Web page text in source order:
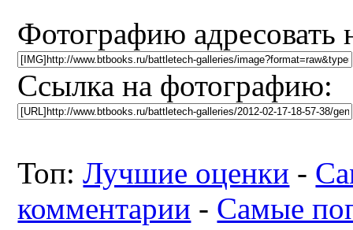
Фотографию
Ссылка на фотографию:
Топ:Лучшие оценки -
комментарии - Самые